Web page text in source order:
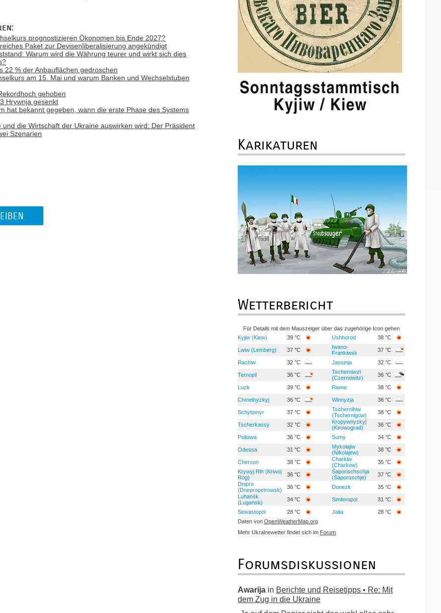
prognostizieren Ökonomen bis Ende 2027?
Paket zur Devisenliberalisierung angekündigt
Warum wird die Währung teurer und wirkt sich dies
22 % der Anbauflächen gedroschen
am 15. Mai und warum Banken und Wechselstuben
gehoben
Hrywnja gesenkt
hat bekannt gegeben, wann die erste Phase des Systems
die Wirtschaft der Ukraine auswirken wird: Der Präsident
Szenarien
Karikaturen
Wetterbericht
Für Details mit dem Mauszeiger über das zugehörige Icon gehen
Kyjiw (Kiew)
39 °C Ushhorod 38 °C
Lwiw (Lemberg) 37 °C
Iwano-
Frankiwsk
37 °C
Rachiw 32 °C Jassinja 32 °C
Ternopil 36 °C
Tscherniwzi
(Czernowitz)
36 °C
Luzk 39 °C Riwne 38 °C
Chmelnyzkyj 36 °C Winnyzja 36 °C
Schytomyr 37 °C
Tschernihiw
(Tschernigow)
38 °C
Tscherkassy 32 °C
Kropywnyzkyj
(Kirowograd)
36 °C
Poltawa 36 °C Sumy 34 °C
Odessa 31 °C
Mykolajiw
(Nikolajew)
38 °C
Cherson 38 °C
Charkiw
(Charkow)
35 °C
Krywyj Rih (Kriwoj
Rog)
36 °C
Saporischschja
(Saporoschje)
37 °C
Dnipro
(Dnepropetrowsk)
36 °C Donezk
35 °C
Luhansk
(Lugansk)
34 °C Simferopol 31 °C
Sewastopol 28 °C Jalta
28 °C
Daten von OpenWeatherMap.org
Mehr Ukrainewetter findet sich im Forum
Forumsdiskussionen
Awarija in Berichte und Reisetipps • Re: Mit
dem Zug in die Ukraine